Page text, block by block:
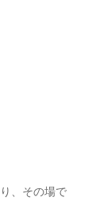
、その場で